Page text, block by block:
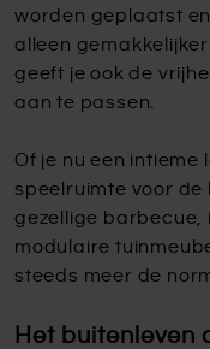
worden geplaatst
alleen
geeft je ook de
aan te passen.
Of je nu een intieme
speelruimte voor de
gezellige barbecue,
modulaire
steeds meer de
Het buitenleven